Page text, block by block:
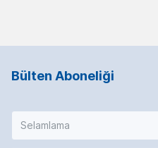
Bülten Aboneliği
Selamlama